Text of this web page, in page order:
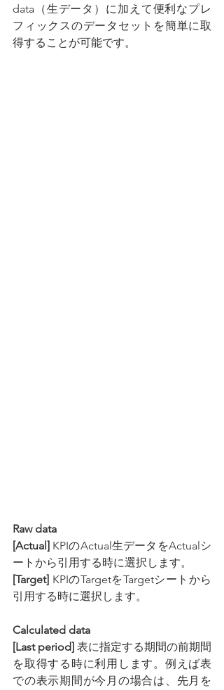
data（生データ）に加えて便利なプレ
フィックスのデータセットを簡単に取
得することが可能です。
Raw data
[Actual] KPIのActual生データをActualシ
ートから引用する時に選択します。
[Target] KPIのTargetをTargetシートから
引用する時に選択します。
Calculated data
[Last period] 表に指定する期間の前期間
を取得する時に利用します。例えば表
での表示期間が今月の場合は、先月を